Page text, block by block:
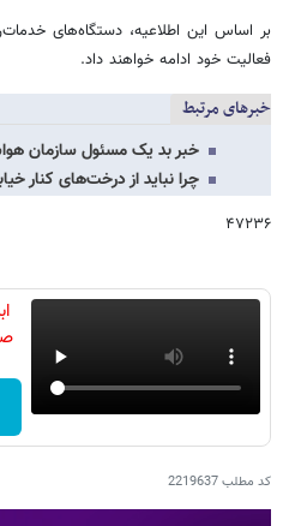
بر اساس این اطلاعیه، دستگاه‌های
فعالیت خود ادامه خواهند داد.
خبرهای مرتبط
خبر بد یک مسئول سازمان
چرا نباید از درخت‌های کنار
۴۷۲۳۶
کد مطلب2219637